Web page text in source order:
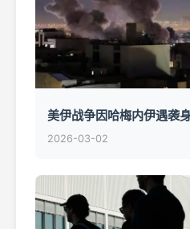
美伊战争因哈梅内伊遇袭
2026-03-02